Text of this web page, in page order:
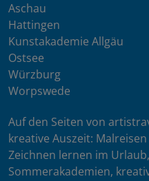
Aschau
Hattingen
Kunstakademie Allgäu
Ostsee
Würzburg
Worpswede
Auf den Seiten von
kreative Auszeit:
Zeichnen lernen im
Sommerakademien,